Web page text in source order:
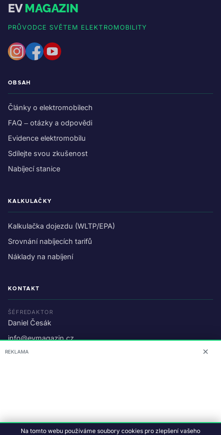
EVMAGAZIN
PRŮVODCE SVĚTEM ELEKTROMOBILITY
OBSAH
Články o elektromobilech
FAQ – otázky a odpovědi
Evidence elektromobilu
Sdílejte svou zkušenost
Nabíjecí stanice
KALKULAČKY
Kalkulačka dojezdu (WLTP/EPA)
Srovnání nabíjecích tarifů
Náklady na nabíjení
KONTAKT
ŠÉFREDAKTOR
Daniel Česák
info@evmagazin.cz
O nás
© 2026 EV Magazin.Podmínky a ochrana dat.
REKLAMA ✕
Na tomto webu používáme soubory cookies pro zlepšení vašeho